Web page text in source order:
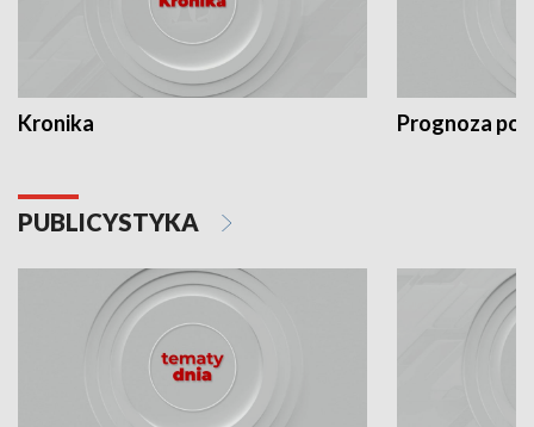
Kronika Prognoza
PUBLICYSTYKA